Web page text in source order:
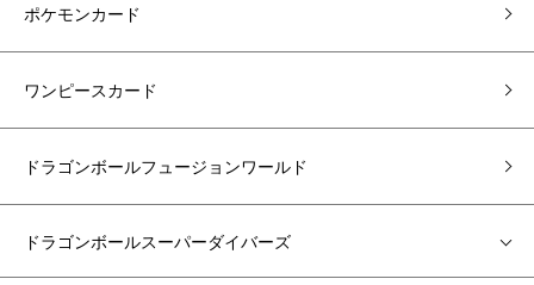
ポケモンカード
ワンピースカード
ドラゴンボールフュージョンワールド
ドラゴンボールスーパーダイバーズ